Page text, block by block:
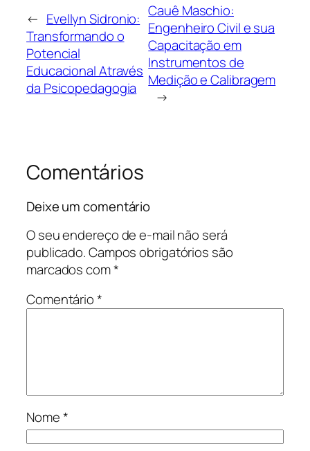
← Evellyn Sidronio:
Transformando o
Potencial
Educacional Através
da Psicopedagogia
Cauê Maschio:
Engenheiro Civil e sua
Capacitação em
Instrumentos de
Medição e Calibragem
→
Comentários
Deixe um comentário
O seu endereço de e-mail não será
publicado.Campos obrigatórios são
marcados com*
Comentário*
Nome*